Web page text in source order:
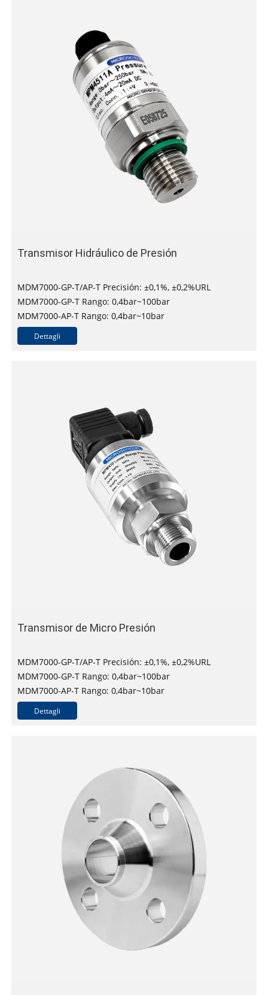
Transmisor Hidráulico de Presión
MDM7000-GP-T/AP-T Precisión: ±0,1%, ±0,2%URL
MDM7000-GP-T Rango: 0,4bar~100bar
MDM7000-AP-T Rango: 0,4bar~10bar
Dettagli
Transmisor de Micro Presión
MDM7000-GP-T/AP-T Precisión: ±0,1%, ±0,2%URL
MDM7000-GP-T Rango: 0,4bar~100bar
MDM7000-AP-T Rango: 0,4bar~10bar
Dettagli